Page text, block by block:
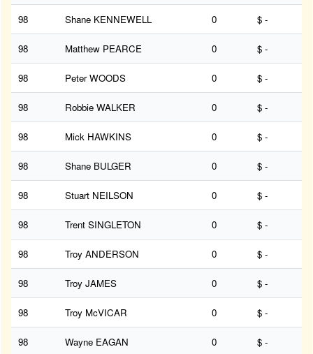
98 Shane KENNEWELL 0 $ -
98 Matthew PEARCE 0 $ -
98 Peter WOODS 0 $ -
98 Robbie WALKER 0 $ -
98 Mick HAWKINS 0 $ -
98 Shane BULGER 0 $ -
98 Stuart NEILSON 0 $ -
98 Trent SINGLETON 0 $ -
98 Troy ANDERSON 0 $ -
98 Troy JAMES 0 $ -
98 Troy McVICAR 0 $ -
98 Wayne EAGAN 0 $ -